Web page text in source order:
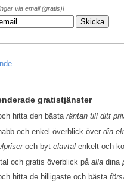
via email (gratis)!
gratistjänster
hitta den bästaräntan till ditt
och enkel överblick överdin
och bytelavtal enkelt och
och gratis överblick påalla dina
hitta de billigaste och bästa